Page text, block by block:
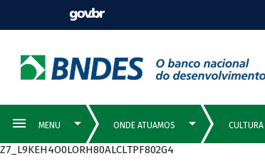
Z7_L9KEH4O0LORH80ALCLTPF802G4